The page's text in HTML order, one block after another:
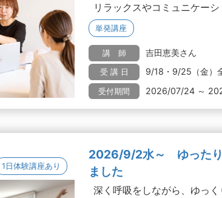
リラックスやコミュニケー
単発講座
講 師 吉田恵美さん
受 講 日 9/18・9/25（金）
受付期間 2026/07/24 ～
1日体験講座あり
2026/9/2水～ ゆった
ました
深く呼吸をしながら、ゆっ